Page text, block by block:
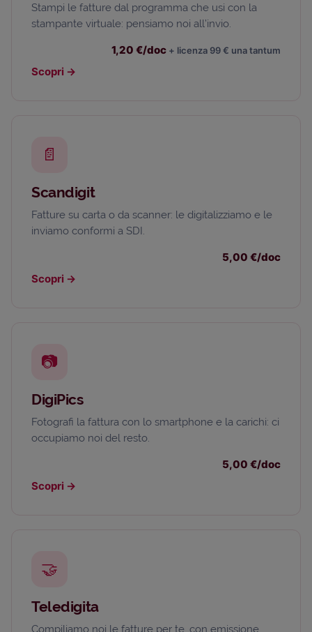
Stampi le fatture dal programma che usi con la
stampante virtuale: pensiamo noi all’invio.
1,20 €/doc + licenza 99 € una tantum
Scopri →
📄
Scandigit
Fatture su carta o da scanner: le digitalizziamo e le
inviamo conformi a SDI.
5,00 €/doc
Scopri →
📷
DigiPics
Fotografi la fattura con lo smartphone e la carichi: ci
occupiamo noi del resto.
5,00 €/doc
Scopri →
🤝
Teledigita
Compiliamo noi le fatture per te, con emissione